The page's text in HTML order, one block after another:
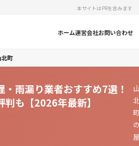
本サイトはPRを含みます
ホーム運営会社お問い合わせ
北町
・雨漏り業者おすすめ7選！
も【2026年最新】